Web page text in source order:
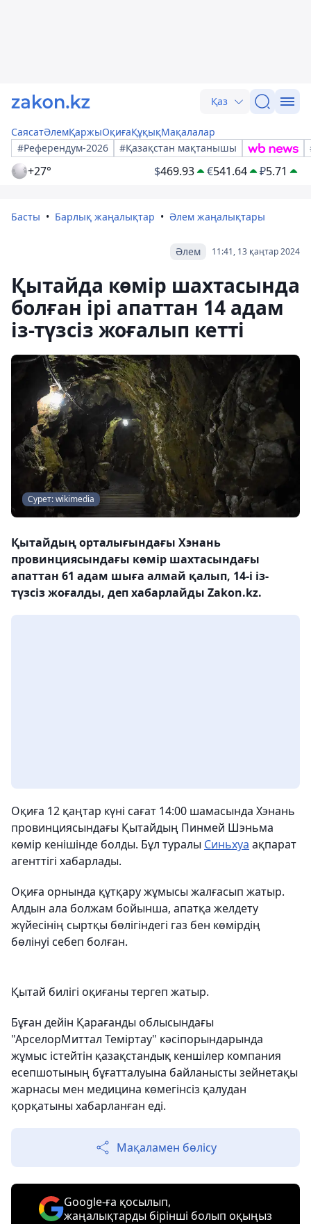
Қаз
СаясатӘлемҚаржыОқиғаҚұқықМақалалар
#Референдум-2026
#Қазақстан мақтанышы
+27° $469.93 €541.64 ₽5.71
Басты Барлық жаңалықтар Әлем жаңалықтары
11:41, 13 қаңтар 2024
Әлем
Қытайда көмір шахтасында
болған ірі апаттан 14 адам
із-түзсіз жоғалып кетті
Сурет: wikimedia
Қытайдың орталығындағы Хэнань
провинциясындағы көмір шахтасындағы
апаттан 61 адам шыға алмай қалып, 14-і із-
түзсіз жоғалды, деп хабарлайды Zakon.kz.
Оқиға 12 қаңтар күні сағат 14:00 шамасында Хэнань
провинциясындағы Қытайдың Пинмей Шэньма
көмір кенішінде болды. Бұл туралы Синьхуа ақпарат
агенттігі хабарлады.
Оқиға орнында құтқару жұмысы жалғасып жатыр.
Алдын ала болжам бойынша, апатқа желдету
жүйесінің сыртқы бөлігіндегі газ бен көмірдің
бөлінуі себеп болған.
Қытай билігі оқиғаны тергеп жатыр.
Бұған дейін Қарағанды ​​облысындағы
"АрселорМиттал Теміртау" кәсіпорындарында
жұмыс істейтін қазақстандық кеншілер компания
есепшотының бұғатталуына байланысты зейнетақы
жарнасы мен медицина көмегінсіз қалудан
қорқатыны хабарланған еді.
Мақаламен бөлісу
Google-ға қосылып,
жаңалықтарды бірінші болып оқыңыз